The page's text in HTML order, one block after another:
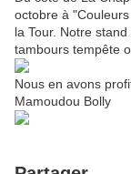
octobre à
la Tour. Notre
tambours tempête
Nous en avons
Mamoudou Bolly